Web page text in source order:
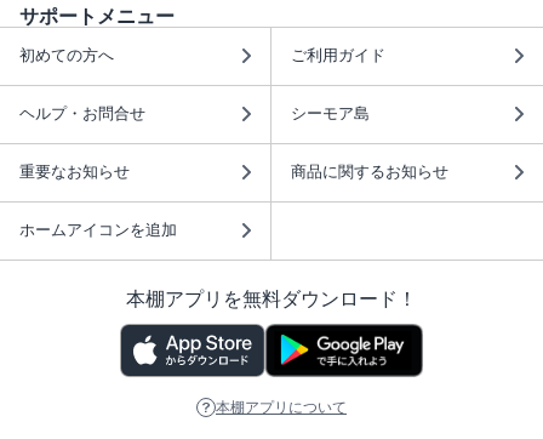
サポートメニュー
初めての方へ ご利用ガイド
ヘルプ・お問合せ シーモア島
重要なお知らせ 商品に関するお知らせ
ホームアイコンを追加
本棚アプリを無料ダウンロード！
本棚アプリについて